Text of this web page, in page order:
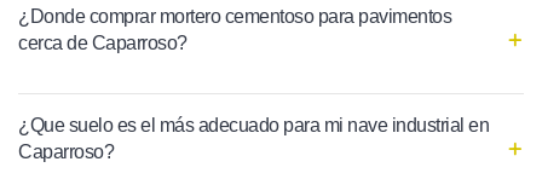
¿Donde comprar mortero cementoso para pavimentos
cerca de Caparroso?
¿Que suelo es el más adecuado para mi nave industrial en
Caparroso?